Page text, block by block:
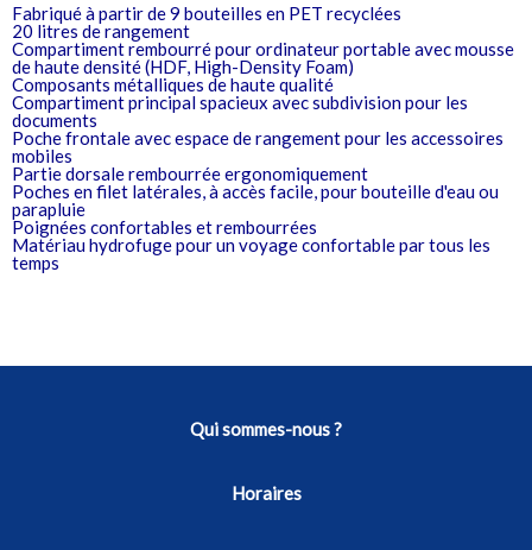
Fabriqué à partir de 9 bouteilles en PET recyclées
20 litres de rangement
Compartiment rembourré pour ordinateur portable avec mousse
de haute densité (HDF, High-Density Foam)
Composants métalliques de haute qualité
Compartiment principal spacieux avec subdivision pour les
documents
Poche frontale avec espace de rangement pour les accessoires
mobiles
Partie dorsale rembourrée ergonomiquement
Poches en filet latérales, à accès facile, pour bouteille d'eau ou
parapluie
Poignées confortables et rembourrées
Matériau hydrofuge pour un voyage confortable par tous les
temps
Qui sommes-nous ?
Horaires